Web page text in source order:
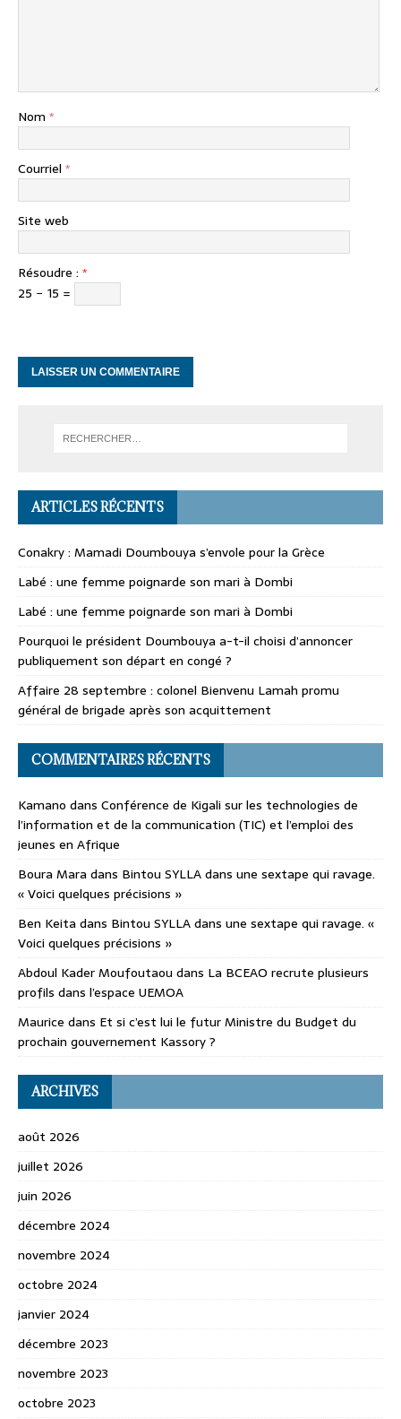
Nom *
Courriel *
Site web
Résoudre : *
25 − 15 =
ARTICLES RÉCENTS
Conakry : Mamadi Doumbouya s’envole pour la Grèce
Labé : une femme poignarde son mari à Dombi
Labé : une femme poignarde son mari à Dombi
Pourquoi le président Doumbouya a-t-il choisi d’annoncer
publiquement son départ en congé ?
Affaire 28 septembre : colonel Bienvenu Lamah promu
général de brigade après son acquittement
COMMENTAIRES RÉCENTS
Kamano dans Conférence de Kigali sur les technologies de
l’information et de la communication (TIC) et l’emploi des
jeunes en Afrique
Boura Mara dans Bintou SYLLA dans une sextape qui ravage.
« Voici quelques précisions »
Ben Keita dans Bintou SYLLA dans une sextape qui ravage. «
Voici quelques précisions »
Abdoul Kader Moufoutaou dans La BCEAO recrute plusieurs
profils dans l’espace UEMOA
Maurice dans Et si c’est lui le futur Ministre du Budget du
prochain gouvernement Kassory ?
ARCHIVES
août 2026
juillet 2026
juin 2026
décembre 2024
novembre 2024
octobre 2024
janvier 2024
décembre 2023
novembre 2023
octobre 2023